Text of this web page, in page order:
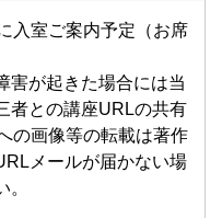
入室ご案内予定（お席
が起きた場合には当
者との講座URLの共有
の画像等の転載は著作
メールが届かない場